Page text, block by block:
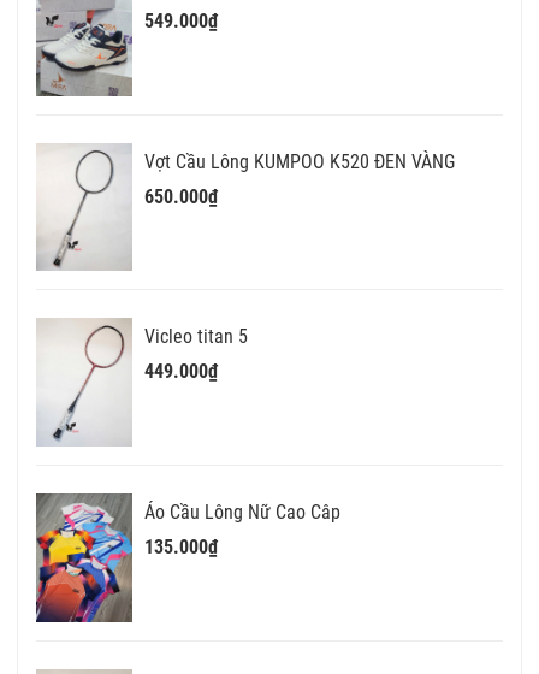
549.000₫
Vợt Cầu Lông KUMPOO K520 ĐEN VÀNG
650.000₫
Vicleo titan 5
449.000₫
Áo Cầu Lông Nữ Cao Câp
135.000₫